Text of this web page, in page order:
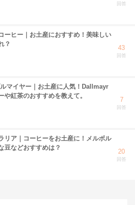
回答
ーヒー｜お土産におすすめ！美味しい
？
43
回答
ルマイヤー｜お土産に人気！Dallmayr
や紅茶のおすすめを教えて。
7
回答
リア｜コーヒーをお土産に！メルボル
豆などおすすめは？
20
回答